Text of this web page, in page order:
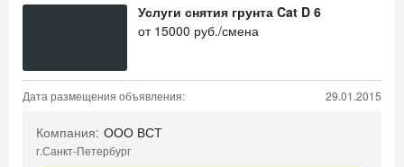
Услуги снятия грунта Cat D 6
от 15000 руб./смена
Дата размещения объявления: 29.01.2015
Компания: ООО ВСТ
г.Санкт-Петербург